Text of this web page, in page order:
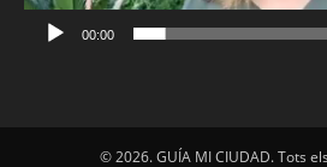
00:00
© 2026. GUÍA MI CIUDAD. Tots